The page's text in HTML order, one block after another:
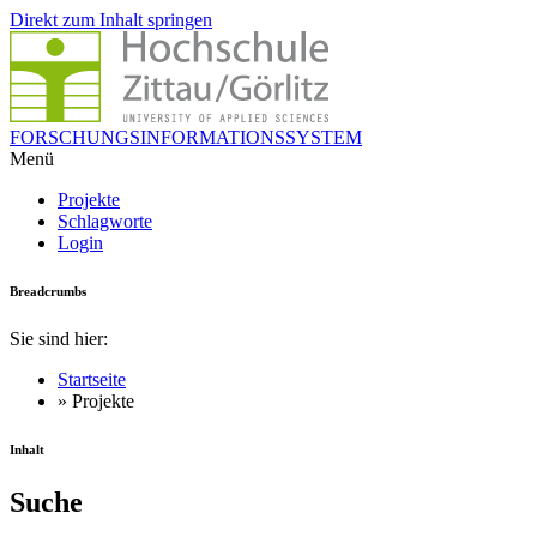
Direkt zum Inhalt springen
FORSCHUNGSINFORMATIONSSYSTEM
Menü
Projekte
Schlagworte
Login
Breadcrumbs
Sie sind hier:
Startseite
» Projekte
Inhalt
Suche